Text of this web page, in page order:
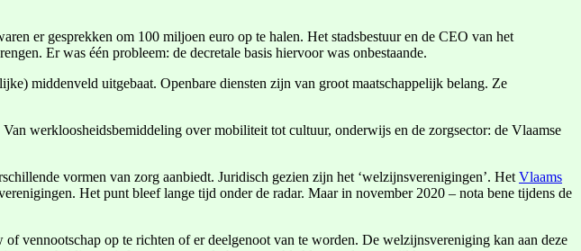
er gesprekken om 100 miljoen euro op te halen. Het stadsbestuur en de CEO van het
Er was één probleem: de decretale basis hiervoor was onbestaande.
middenveld uitgebaat. Openbare diensten zijn van groot maatschappelijk belang. Ze
werkloosheidsbemiddeling over mobiliteit tot cultuur, onderwijs en de zorgsector: de Vlaamse
vormen van zorg aanbiedt. Juridisch gezien zijn het ‘welzijnsverenigingen’. Het Vlaams
Het punt bleef lange tijd onder de radar. Maar in november 2020 – nota bene tijdens de
vennootschap op te richten of er deelgenoot van te worden. De welzijnsvereniging kan aan deze